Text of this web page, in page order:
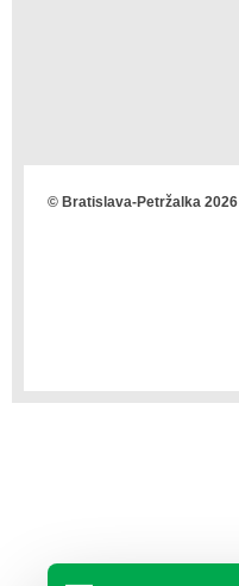
© Bratislava-Petržalka 2026